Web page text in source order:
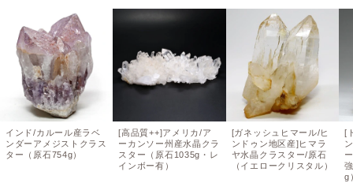
インド/カルール産ラベ
ンダーアメジストクラス
ター（原石754g）
[高品質++]アメリカ/ア
ーカンソー州産水晶クラ
スター（原石1035g・レ
インボー有）
[ガネッシュヒマール/ヒ
ンドゥン地区産]ヒマラ
ヤ水晶クラスター/原石
（イエロークリスタル）
[
g